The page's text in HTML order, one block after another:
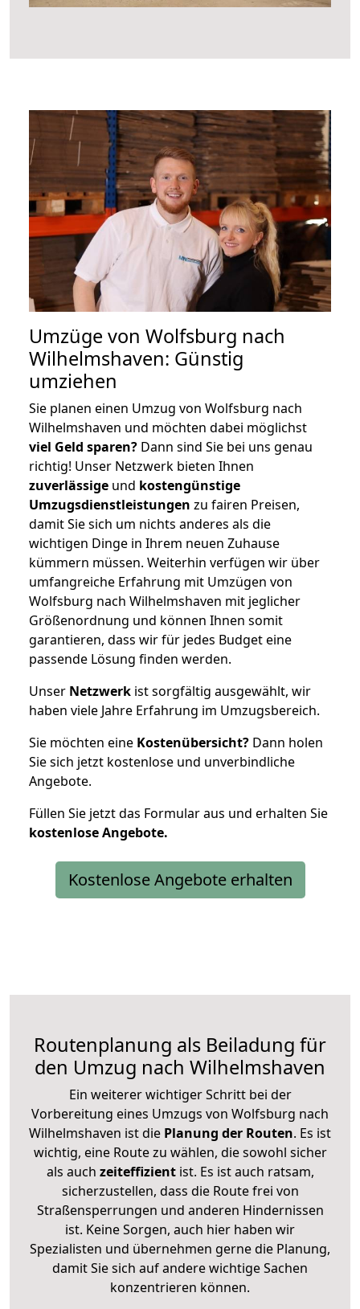
Umzüge von Wolfsburg nach
Wilhelmshaven: Günstig
umziehen
Sie planen einen Umzug von Wolfsburg nach
Wilhelmshaven und möchten dabei möglichst
viel Geld sparen? Dann sind Sie bei uns genau
richtig! Unser Netzwerk bieten Ihnen
zuverlässige und kostengünstige
Umzugsdienstleistungen zu fairen Preisen,
damit Sie sich um nichts anderes als die
wichtigen Dinge in Ihrem neuen Zuhause
kümmern müssen. Weiterhin verfügen wir über
umfangreiche Erfahrung mit Umzügen von
Wolfsburg nach Wilhelmshaven mit jeglicher
Größenordnung und können Ihnen somit
garantieren, dass wir für jedes Budget eine
passende Lösung finden werden.
Unser Netzwerk ist sorgfältig ausgewählt, wir
haben viele Jahre Erfahrung im Umzugsbereich.
Sie möchten eine Kostenübersicht? Dann holen
Sie sich jetzt kostenlose und unverbindliche
Angebote.
Füllen Sie jetzt das Formular aus und erhalten Sie
kostenloseAngebote.
Kostenlose Angebote erhalten
Routenplanung als Beiladung für
den Umzug nach Wilhelmshaven
Ein weiterer wichtiger Schritt bei der
Vorbereitung eines Umzugs von Wolfsburg nach
Wilhelmshaven ist die Planung der Routen. Es ist
wichtig, eine Route zu wählen, die sowohl sicher
als auch zeiteffizientist. Es ist auch ratsam,
sicherzustellen, dass die Route frei von
Straßensperrungen und anderen Hindernissen
ist. Keine Sorgen, auch hier haben wir
Spezialisten und übernehmen gerne die Planung,
damit Sie sich auf andere wichtige Sachen
konzentrieren können.